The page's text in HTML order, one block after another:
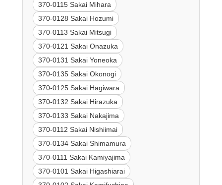
370-0115 Sakai Mihara
370-0128 Sakai Hozumi
370-0113 Sakai Mitsugi
370-0121 Sakai Onazuka
370-0131 Sakai Yoneoka
370-0135 Sakai Okonogi
370-0125 Sakai Hagiwara
370-0132 Sakai Hirazuka
370-0133 Sakai Nakajima
370-0112 Sakai Nishiimai
370-0134 Sakai Shimamura
370-0111 Sakai Kamiyajima
370-0101 Sakai Higashiarai